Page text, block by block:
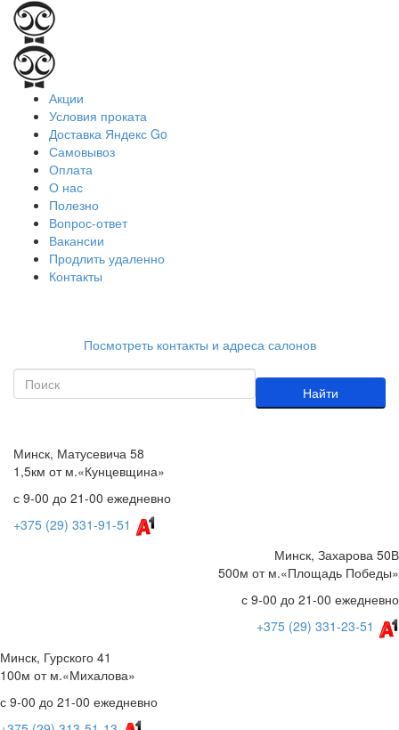
Акции
Условия проката
Доставка Яндекс Go
Самовывоз
Оплата
О нас
Полезно
Вопрос-ответ
Вакансии
Продлить удаленно
Контакты
Посмотреть контакты и адреса салонов
Найти
Минск, Матусевича 58
1,5км от м.«Кунцевщина»
с 9-00 до 21-00 ежедневно
+375 (29) 331-91-51
Минск, Захарова 50В
500м от м.«Площадь Победы»
с 9-00 до 21-00 ежедневно
+375 (29) 331-23-51
Минск, Гурского 41
100м от м.«Михалова»
с 9-00 до 21-00 ежедневно